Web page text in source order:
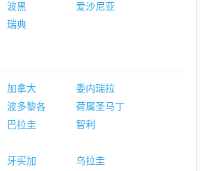
波黑
爱沙尼亚
瑞典
加拿大
委内瑞拉
波多黎各
荷属圣马丁
巴拉圭
智利
牙买加
乌拉圭